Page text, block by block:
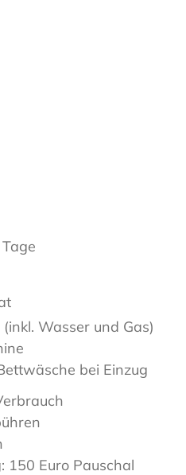
(inkl. Wasser und Gas)
bei Einzug
150 Euro Pauschal